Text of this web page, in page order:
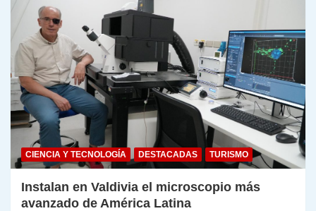
CIENCIA Y TECNOLOGÍA DESTACADAS TURISMO
Instalan en Valdivia el microscopio más
avanzado de América Latina